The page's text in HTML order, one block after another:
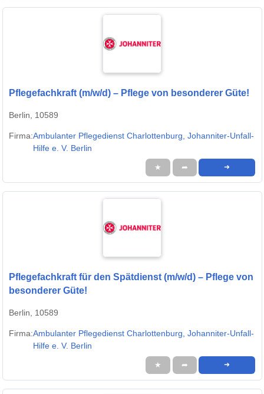
Pflegefachkraft (m/w/d) – Pflege von besonderer Güte!
Berlin, 10589
Firma:Ambulanter Pflegedienst Charlottenburg, Johanniter-Unfall-
Hilfe e. V. Berlin
★ ➦ ➜
Pflegefachkraft für den Spätdienst (m/w/d) – Pflege von
besonderer Güte!
Berlin, 10589
Firma:Ambulanter Pflegedienst Charlottenburg, Johanniter-Unfall-
Hilfe e. V. Berlin
★ ➦ ➜